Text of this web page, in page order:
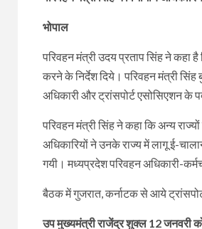
भोपाल
परिवहन मंत्री उदय प्रताप सिंह ने
करने के निर्देश दिये। परिवहन मंत्री
अधिकारी और ट्रांसपोर्ट एसोसिएशन के
परिवहन मंत्री सिंह ने कहा कि अन्य
अधिकारियों ने उनके राज्य में लागू ई-
गयी। मध्यप्रदेश परिवहन अधिकारी-
बैठक में गुजरात, कर्नाटक से आये
उप मुख्यमंत्री राजेंद्र शुक्ल 12 जनवरी